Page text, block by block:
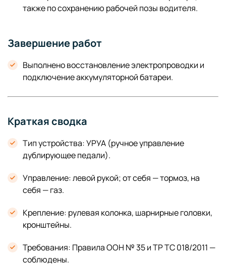
также по сохранению рабочей позы водителя.
Завершение работ
Выполнено восстановление электропроводки и
подключение аккумуляторной батареи.
Краткая сводка
Тип устройства: УРУА (ручное управление
дублирующее педали).
Управление: левой рукой; от себя — тормоз, на
себя — газ.
Крепление: рулевая колонка, шарнирные головки,
кронштейны.
Требования: Правила ООН № 35 и ТР ТС 018/2011 —
соблюдены.